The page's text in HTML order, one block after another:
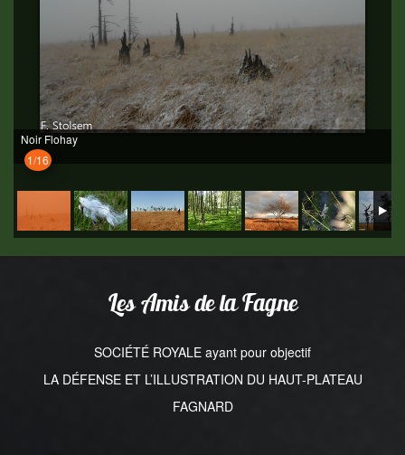
Noir Flohay
1/16
Les Amis de la Fagne
SOCIÉTÉ ROYALE ayant pour objectif
LA DÉFENSE ET L’ILLUSTRATION DU HAUT-PLATEAU
FAGNARD